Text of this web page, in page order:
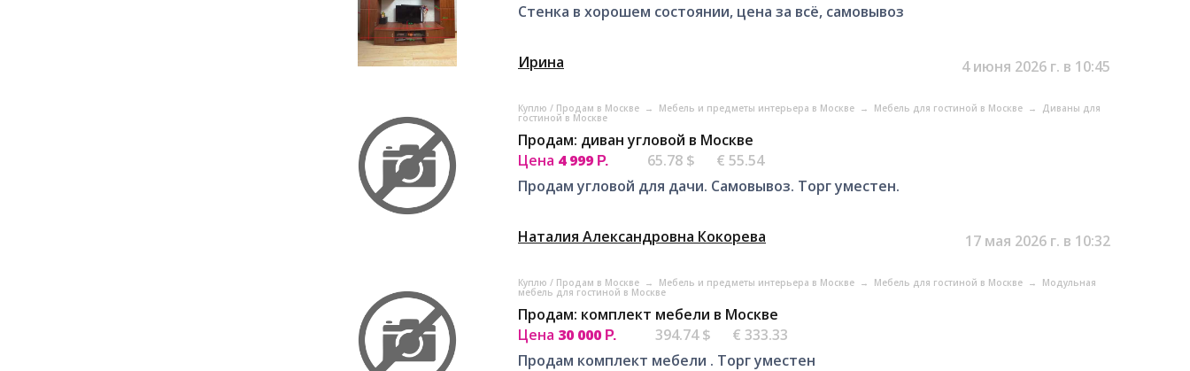
Стенка в хорошем состоянии, цена за всё, самовывоз
Ирина 4 июня 2026 г. в 10:45
Куплю / Продам в Москве → Мебель и предметы интерьера в Москве → Мебель для гостиной в Москве → Диваны для
гостиной в Москве
Продам: диван угловой в Москве
Цена 4 999 Р. 65.78 $
€ 55.54
Продам угловой для дачи. Самовывоз. Торг уместен.
Наталия Александровна Кокорева 17 мая 2026 г. в 10:32
Куплю / Продам в Москве → Мебель и предметы интерьера в Москве → Мебель для гостиной в Москве → Модульная
мебель для гостиной в Москве
Продам: комплект мебели в Москве
Цена 30 000 Р. 394.74 $
€ 333.33
Продам комплект мебели . Торг уместен